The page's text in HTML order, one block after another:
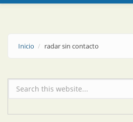
Inicio radar sin contacto
Formulario de búsqueda